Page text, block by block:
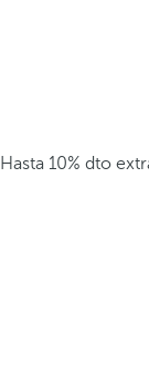
Hasta 10% dto